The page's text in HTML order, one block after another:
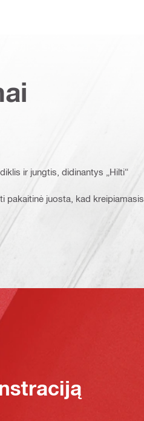
ir jungtis, didinantys „Hilti“
pakaitinė juosta, kad kreipiamasis